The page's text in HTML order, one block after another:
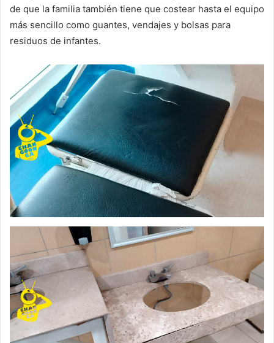
de que la familia también tiene que costear hasta el equipo
más sencillo como guantes, vendajes y bolsas para
residuos de infantes.